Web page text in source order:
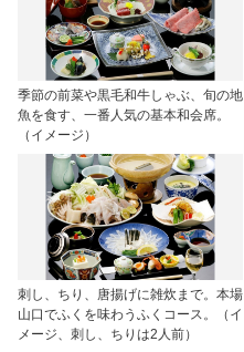
季節の前菜や黒毛和牛しゃぶ、旬の地
魚を食す、一番人気の基本和会席。
（イメージ）
刺し、ちり、唐揚げに雑炊まで。本場
山口でふくを味わうふくコース。（イ
メージ、刺し、ちりは2人前）